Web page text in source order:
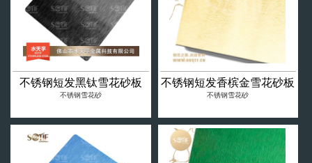
不锈钢短发黑钛雪花砂板
不锈钢雪花砂
不锈钢短发香槟金雪花砂板
不锈钢雪花砂